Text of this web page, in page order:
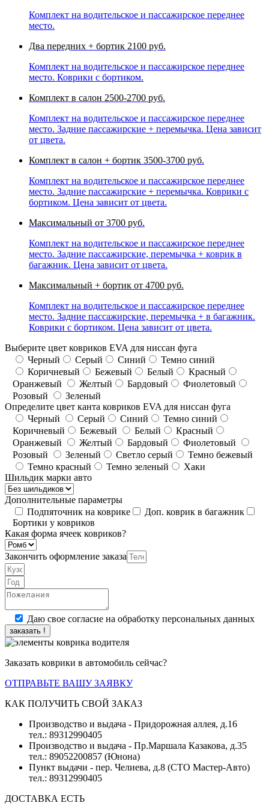
Комплект на водительское и пассажирское переднее
место.
Два передних + бортик 2100 руб.
Комплект на водительское и пассажирское переднее
место. Коврики с бортиком.
Комплект в салон 2500-2700 руб.
Комплект на водительское и пассажирское переднее
место. Задние пассажирские + перемычка. Цена зависит
от цвета.
Комплект в салон + бортик 3500-3700 руб.
Комплект на водительское и пассажирское переднее
место. Задние пассажирские + перемычка. Коврики с
бортиком. Цена зависит от цвета.
Максимальный от 3700 руб.
Комплект на водительское и пассажирское переднее
место. Задние пассажирские, перемычка + коврик в
багажник. Цена зависит от цвета.
Максимальный + бортик от 4700 руб.
Комплект на водительское и пассажирское переднее
место. Задние пассажирские, перемычка + в багажник.
Коврики с бортиком. Цена зависит от цвета.
Выберите цвет ковриков EVA для ниссан фуга
Черный
Серый Синий
Темно синий
Коричневый
Бежевый Белый
Красный
Оранжевый
Желтый Бардовый
Фиолетовый
Розовый
Зеленый
Определите цвет канта ковриков EVA для ниссан фуга
Черный
Серый Синий
Темно синий
Коричневый
Бежевый Белый
Красный
Оранжевый
Желтый Бардовый
Фиолетовый
Розовый
Зеленый Светло серый
Темно бежевый
Темно красный
Темно зеленый
Хаки
Шильдик марки авто
Дополнительные параметры
Подпяточник на коврике
Доп. коврик в багажник
Бортики у ковриков
Какая форма ячеек ковриков?
Закончить оформление заказа
Даю свое согласие на обработку персональных данных
заказать !
Заказать коврики в автомобиль сейчас?
ОТПРАВЬТЕ ВАШУ ЗАЯВКУ
КАК ПОЛУЧИТЬ СВОЙ ЗАКАЗ
Производство и выдача - Придорожная аллея, д.16
тел.: 89312990405
Производство и выдача - Пр.Маршала Казакова, д.35
тел.: 89052200857 (Юнона)
Пункт выдачи - пер. Челиева, д.8 (СТО Мастер-Авто)
тел.: 89312990405
ДОСТАВКА ЕСТЬ